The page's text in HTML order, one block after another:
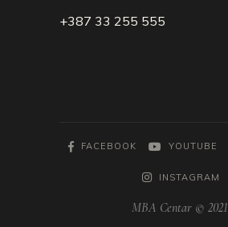
+387 33 255 555
FACEBOOK YOUTUBE
INSTAGRAM
MBA Centar © 2021